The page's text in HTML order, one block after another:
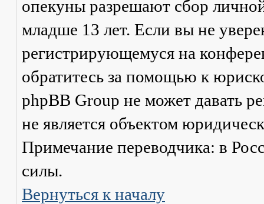
опекуны разрешают сбор
младше 13 лет. Если вы не
регистрирующемуся на
обратитесь за помощью к
phpBB Group не может давать
не является объектом
Примечание переводчика: в
силы.
Вернуться к началу